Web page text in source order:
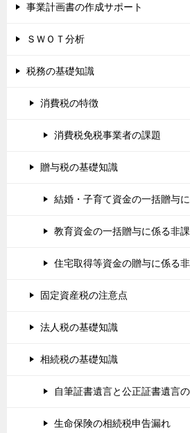
事業計画書の作成サポート
ＳＷＯＴ分析
税務の基礎知識
消費税の特徴
消費税免税事業者の課題
贈与税の基礎知識
結婚・子育て資金の一括贈与
教育資金の一括贈与に係る非
住宅取得等資金の贈与に係る
固定資産税の注意点
法人税の基礎知識
相続税の基礎知識
自筆証書遺言と公正証書遺言
生命保険の相続税申告漏れ